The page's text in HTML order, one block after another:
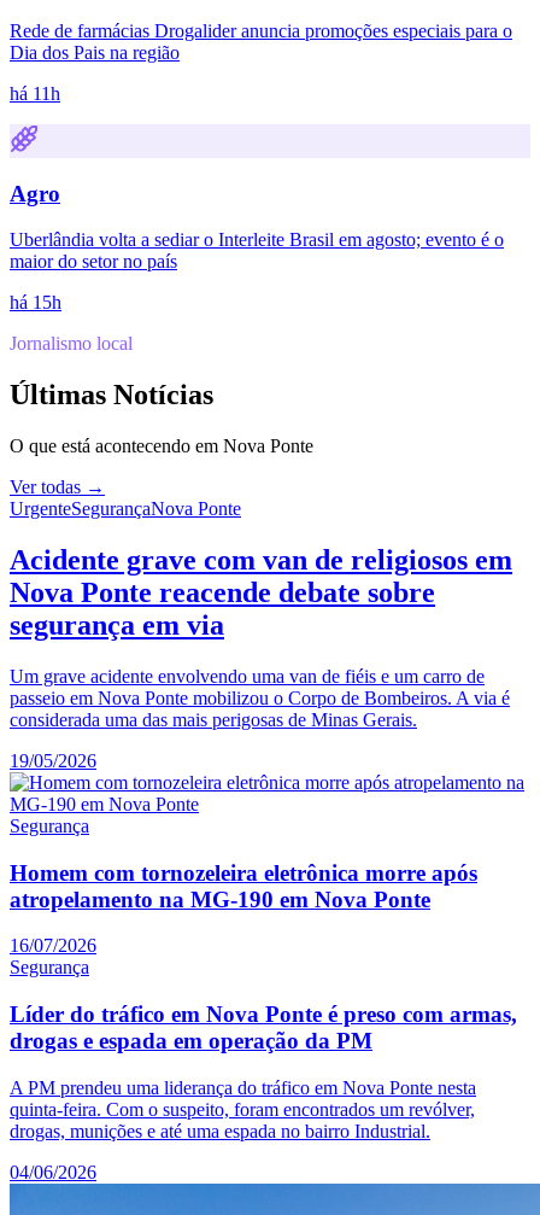
Rede de farmácias Drogalider anuncia promoções especiais para o
Dia dos Pais na região
há 11h
Agro
Uberlândia volta a sediar o Interleite Brasil em agosto; evento é o
maior do setor no país
há 15h
Jornalismo local
Últimas Notícias
O que está acontecendo em Nova Ponte
Ver todas →
UrgenteSegurançaNova Ponte
Acidente grave com van de religiosos em
Nova Ponte reacende debate sobre
segurança em via
Um grave acidente envolvendo uma van de fiéis e um carro de
passeio em Nova Ponte mobilizou o Corpo de Bombeiros. A via é
considerada uma das mais perigosas de Minas Gerais.
19/05/2026
Segurança
Homem com tornozeleira eletrônica morre após
atropelamento na MG-190 em Nova Ponte
16/07/2026
Segurança
Líder do tráfico em Nova Ponte é preso com armas,
drogas e espada em operação da PM
A PM prendeu uma liderança do tráfico em Nova Ponte nesta
quinta-feira. Com o suspeito, foram encontrados um revólver,
drogas, munições e até uma espada no bairro Industrial.
04/06/2026